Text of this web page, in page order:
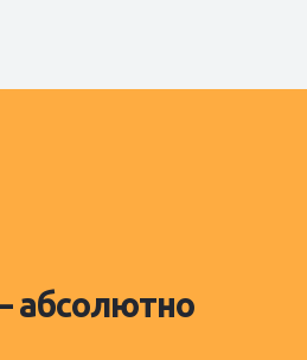
абсолютно